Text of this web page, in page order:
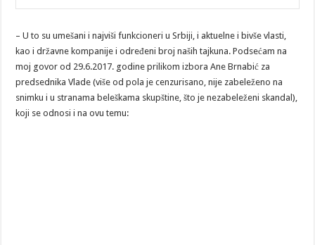
– U to su umešani i najviši funkcioneri u Srbiji, i aktuelne i bivše vlasti,
kao i državne kompanije i određeni broj naših tajkuna. Podsećam na
moj govor od 29.6.2017. godine prilikom izbora Ane Brnabić za
predsednika Vlade (više od pola je cenzurisano, nije zabeleženo na
snimku i u stranama beleškama skupštine, što je nezabeleženi skandal),
koji se odnosi i na ovu temu: